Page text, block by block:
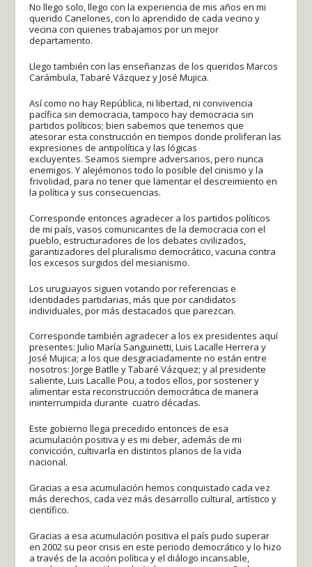
No llego solo, llego con la experiencia de mis años en mi
querido Canelones, con lo aprendido de cada vecino y
vecina con quienes trabajamos por un mejor
departamento.
Llego también con las enseñanzas de los queridos Marcos
Carámbula, Tabaré Vázquez y José Mujica.
Así como no hay República, ni libertad, ni convivencia
pacífica sin democracia, tampoco hay democracia sin
partidos políticos; bien sabemos que tenemos que
atesorar esta construcción en tiempos donde proliferan las
expresiones de antipolítica y las lógicas
excluyentes. Seamos siempre adversarios, pero nunca
enemigos. Y alejémonos todo lo posible del cinismo y la
frivolidad, para no tener que lamentar el descreimiento en
la política y sus consecuencias.
Corresponde entonces agradecer a los partidos políticos
de mi país, vasos comunicantes de la democracia con el
pueblo, estructuradores de los debates civilizados,
garantizadores del pluralismo democrático, vacuna contra
los excesos surgidos del mesianismo.
Los uruguayos siguen votando por referencias e
identidades partidarias, más que por candidatos
individuales, por más destacados que parezcan.
Corresponde también agradecer a los ex presidentes aquí
presentes: Julio María Sanguinetti, Luis Lacalle Herrera y
José Mujica; a los que desgraciadamente no están entre
nosotros: Jorge Batlle y Tabaré Vázquez; y al presidente
saliente, Luis Lacalle Pou, a todos ellos, por sostener y
alimentar esta reconstrucción democrática de manera
ininterrumpida durante cuatro décadas.
Este gobierno llega precedido entonces de esa
acumulación positiva y es mi deber, además de mi
convicción, cultivarla en distintos planos de la vida
nacional.
Gracias a esa acumulación hemos conquistado cada vez
más derechos, cada vez más desarrollo cultural, artístico y
científico.
Gracias a esa acumulación positiva el país pudo superar
en 2002 su peor crisis en este periodo democrático y lo hizo
a través de la acción política y el diálogo incansable,